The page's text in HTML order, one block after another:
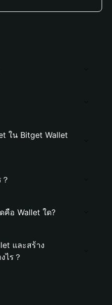
ใน Bitget Wallet
คือ Wallet ใด?
และสร้าง
ไร？